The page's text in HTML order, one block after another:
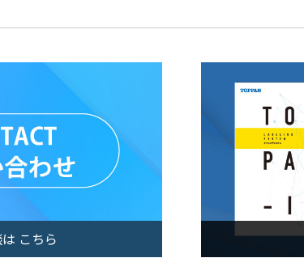
こちら